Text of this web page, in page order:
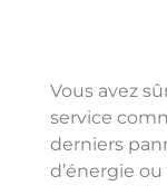
Vous avez
service
derniers
d’énergie